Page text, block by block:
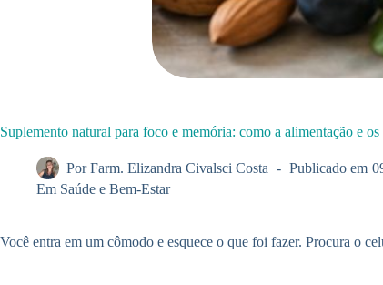
Suplemento natural para foco e memória: como a alimentação e
Por Farm. Elizandra Civalsci Costa Publicado em
Em Saúde e Bem-Estar
Você entra em um cômodo e esquece o que foi fazer. Procura o